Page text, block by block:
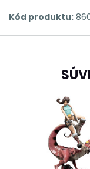
Kód produktu: